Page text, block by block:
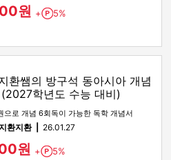
원 + Point
5%
환쌤의 방구석 동아시아 개념
학년도 수능 대비)
으로 개념 6회독이 가능한 독학 개념서
환지환 26.01.27
원 + Point
5%